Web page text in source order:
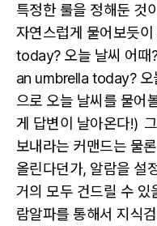
특정한 룰을 정해둔 것
자연스럽게 물어보듯
today? 오늘 날씨 어때
an umbrella today? 오
으로 오늘 날씨를 물어
게 답변이 날아온다!)
보내라는 커맨드는 물
올린다던가, 알람을 설
거의 모두 건드릴 수 있
람알파를 통해서 지식